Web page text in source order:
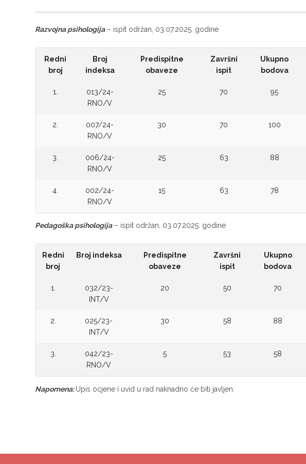
Razvojna psihologija– ispit održan, 03.07.2025. godine
Redni
broj
Broj
indeksa
Predispitne
obaveze
Završni
ispit
Ukupno
bodova
1.
013/24-
RNO/V
25 70 95
2.
007/24-
RNO/V
30 70 100
3.
006/24-
RNO/V
25 63 88
4.
002/24-
RNO/V
15 63 78
Pedagoška psihologija– ispit održan, 03.07.2025. godine
Redni
broj
Broj indeksa
Predispitne
obaveze
Završni
ispit
Ukupno
bodova
1.
032/23-
INT/V
20 50 70
2.
025/23-
INT/V
30 58 88
3.
042/23-
RNO/V
5 53 58
Napomena:Upis ocjene i uvid u rad naknadno će biti javljen.